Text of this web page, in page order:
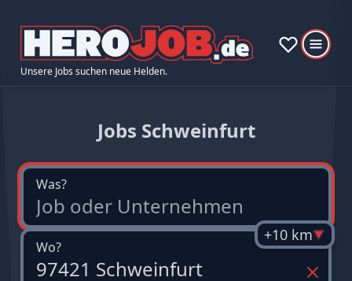
Unsere Jobs suchen neue Helden.
Jobs Schweinfurt
Was?
Wo?
+10 km